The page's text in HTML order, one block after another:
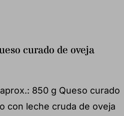
curado de oveja
850 g Queso curado
con leche cruda de oveja